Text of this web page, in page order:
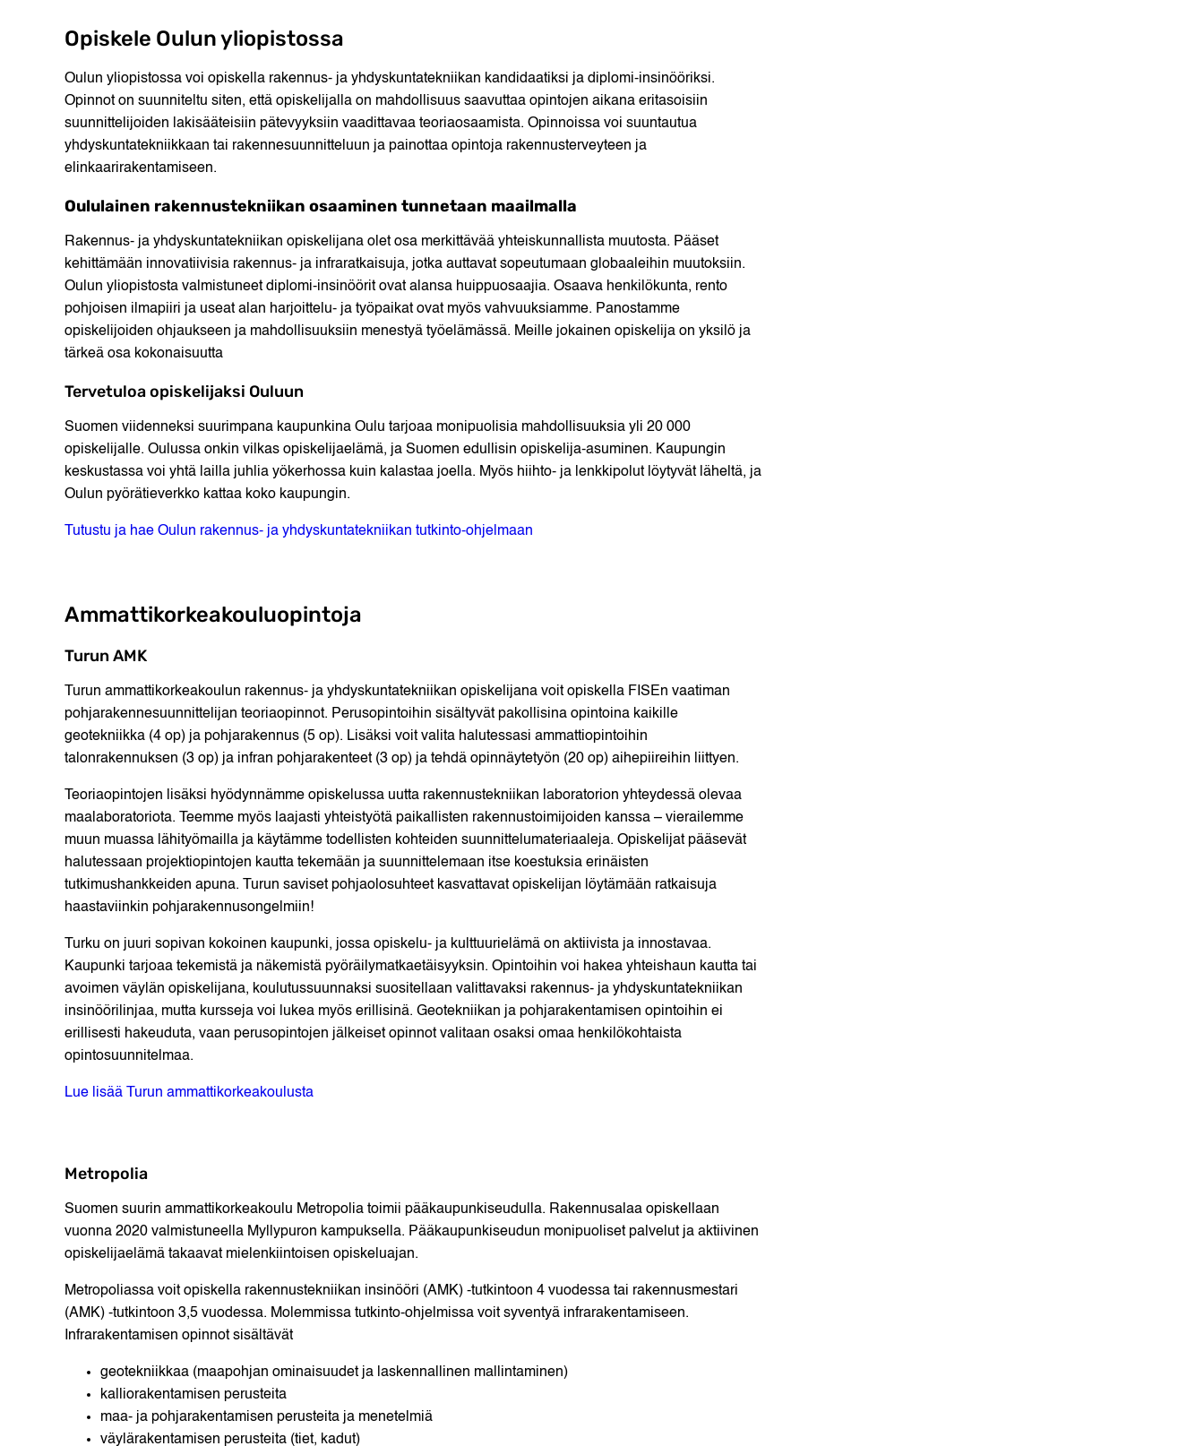
Opiskele Oulun yliopistossa
Oulun yliopistossa voi opiskella rakennus- ja yhdyskuntatekniikan kandidaatiksi ja diplomi-insinööriksi.
Opinnot on suunniteltu siten, että opiskelijalla on mahdollisuus saavuttaa opintojen aikana eritasoisiin
suunnittelijoiden lakisääteisiin pätevyyksiin vaadittavaa teoriaosaamista. Opinnoissa voi suuntautua
yhdyskuntatekniikkaan tai rakennesuunnitteluun ja painottaa opintoja rakennusterveyteen ja
elinkaarirakentamiseen.
Oululainen rakennustekniikan osaaminen tunnetaan maailmalla
Rakennus- ja yhdyskuntatekniikan opiskelijana olet osa merkittävää yhteiskunnallista muutosta. Pääset
kehittämään innovatiivisia rakennus- ja infraratkaisuja, jotka auttavat sopeutumaan globaaleihin muutoksiin.
Oulun yliopistosta valmistuneet diplomi-insinöörit ovat alansa huippuosaajia. Osaava henkilökunta, rento
pohjoisen ilmapiiri ja useat alan harjoittelu- ja työpaikat ovat myös vahvuuksiamme. Panostamme
opiskelijoiden ohjaukseen ja mahdollisuuksiin menestyä työelämässä. Meille jokainen opiskelija on yksilö ja
tärkeä osa kokonaisuutta
Tervetuloa opiskelijaksi Ouluun
Suomen viidenneksi suurimpana kaupunkina Oulu tarjoaa monipuolisia mahdollisuuksia yli 20 000
opiskelijalle. Oulussa onkin vilkas opiskelijaelämä, ja Suomen edullisin opiskelija-asuminen. Kaupungin
keskustassa voi yhtä lailla juhlia yökerhossa kuin kalastaa joella. Myös hiihto- ja lenkkipolut löytyvät läheltä, ja
Oulun pyörätieverkko kattaa koko kaupungin.
Tutustu ja hae Oulun rakennus- ja yhdyskuntatekniikan tutkinto-ohjelmaan
Ammattikorkeakouluopintoja
Turun AMK
Turun ammattikorkeakoulun rakennus- ja yhdyskuntatekniikan opiskelijana voit opiskella FISEn vaatiman
pohjarakennesuunnittelijan teoriaopinnot. Perusopintoihin sisältyvät pakollisina opintoina kaikille
geotekniikka (4 op) ja pohjarakennus (5 op). Lisäksi voit valita halutessasi ammattiopintoihin
talonrakennuksen (3 op) ja infran pohjarakenteet (3 op) ja tehdä opinnäytetyön (20 op) aihepiireihin liittyen.
Teoriaopintojen lisäksi hyödynnämme opiskelussa uutta rakennustekniikan laboratorion yhteydessä olevaa
maalaboratoriota. Teemme myös laajasti yhteistyötä paikallisten rakennustoimijoiden kanssa – vierailemme
muun muassa lähityömailla ja käytämme todellisten kohteiden suunnittelumateriaaleja. Opiskelijat pääsevät
halutessaan projektiopintojen kautta tekemään ja suunnittelemaan itse koestuksia erinäisten
tutkimushankkeiden apuna. Turun saviset pohjaolosuhteet kasvattavat opiskelijan löytämään ratkaisuja
haastaviinkin pohjarakennusongelmiin!
Turku on juuri sopivan kokoinen kaupunki, jossa opiskelu- ja kulttuurielämä on aktiivista ja innostavaa.
Kaupunki tarjoaa tekemistä ja näkemistä pyöräilymatkaetäisyyksin. Opintoihin voi hakea yhteishaun kautta tai
avoimen väylän opiskelijana, koulutussuunnaksi suositellaan valittavaksi rakennus- ja yhdyskuntatekniikan
insinöörilinjaa, mutta kursseja voi lukea myös erillisinä. Geotekniikan ja pohjarakentamisen opintoihin ei
erillisesti hakeuduta, vaan perusopintojen jälkeiset opinnot valitaan osaksi omaa henkilökohtaista
opintosuunnitelmaa.
Lue lisää Turun ammattikorkeakoulusta
Metropolia
Suomen suurin ammattikorkeakoulu Metropolia toimii pääkaupunkiseudulla. Rakennusalaa opiskellaan
vuonna 2020 valmistuneella Myllypuron kampuksella. Pääkaupunkiseudun monipuoliset palvelut ja aktiivinen
opiskelijaelämä takaavat mielenkiintoisen opiskeluajan.
Metropoliassa voit opiskella rakennustekniikan insinööri (AMK) -tutkintoon 4 vuodessa tai rakennusmestari
(AMK) -tutkintoon 3,5 vuodessa. Molemmissa tutkinto-ohjelmissa voit syventyä infrarakentamiseen.
Infrarakentamisen opinnot sisältävät
geotekniikkaa (maapohjan ominaisuudet ja laskennallinen mallintaminen)
kalliorakentamisen perusteita
maa- ja pohjarakentamisen perusteita ja menetelmiä
väylärakentamisen perusteita (tiet, kadut)